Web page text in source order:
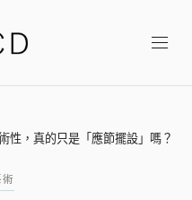
性，真的只是「應節擺設」嗎？
術